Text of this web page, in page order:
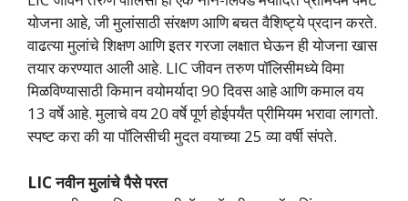
योजना आहे, जी मुलांसाठी संरक्षण आणि बचत वैशिष्ट्ये प्रदान करते.
वाढत्या मुलांचे शिक्षण आणि इतर गरजा लक्षात घेऊन ही योजना खास
तयार करण्यात आली आहे. LIC जीवन तरुण पॉलिसीमध्ये विमा
मिळविण्यासाठी किमान वयोमर्यादा 90 दिवस आहे आणि कमाल वय
13 वर्षे आहे. मुलाचे वय 20 वर्षे पूर्ण होईपर्यंत प्रीमियम भरावा लागतो.
स्पष्ट करा की या पॉलिसीची मुदत वयाच्या 25 व्या वर्षी संपते.
LIC नवीन मुलांचे पैसे परत